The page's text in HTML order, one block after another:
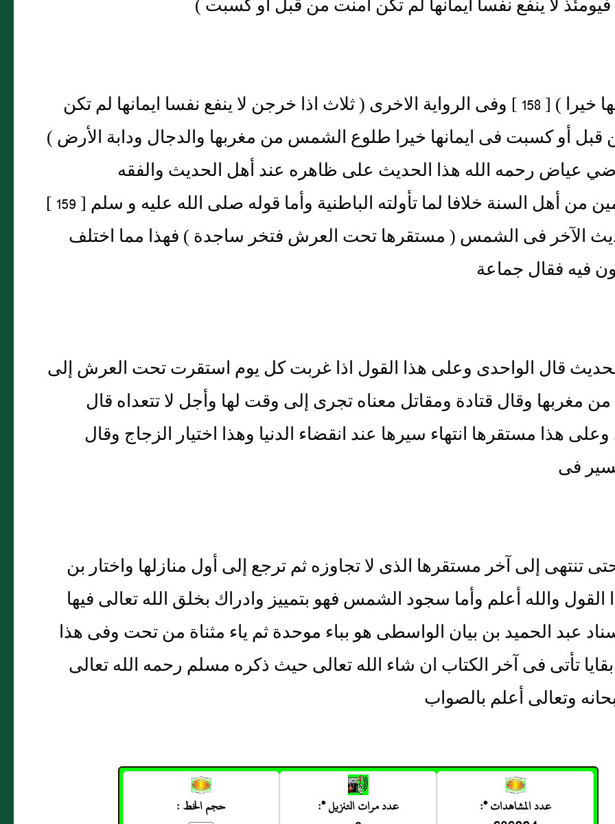
فى ايمانها خيرا ) [ 158 ] وفى الرواية الاخرى ( ثلاث اذا خرجن لا ينفع نفسا ايمانها لم تكن
أو كسبت فى ايمانها خيرا طلوع الشمس من مغربها والدجال ودابة الأرض )
عياض رحمه الله هذا الحديث على ظاهره عند أهل الحديث والفقه
والمتكلمين من أهل السنة خلافا لما تأولته الباطنية وأما قوله صلى الله عليه و سلم [ 159 ]
الآخر فى الشمس ( مستقرها تحت العرش فتخر ساجدة ) فهذا مما اختلف
فيه فقال جماعة
قال الواحدى وعلى هذا القول اذا غربت كل يوم استقرت تحت العرش إلى
مغربها وقال قتادة ومقاتل معناه تجرى إلى وقت لها وأجل لا تتعداه قال
هذا مستقرها انتهاء سيرها عند انقضاء الدنيا وهذا اختيار الزجاج وقال
فى
تنتهى إلى آخر مستقرها الذى لا تجاوزه ثم ترجع إلى أول منازلها واختار بن
القول والله أعلم وأما سجود الشمس فهو بتمييز وادراك بخلق الله تعالى فيها
عبد الحميد بن بيان الواسطى هو بباء موحدة ثم ياء مثناة من تحت وفى هذا
تأتى فى آخر الكتاب ان شاء الله تعالى حيث ذكره مسلم رحمه الله تعالى
وتعالى أعلم بالصواب
عدد المشاهدات *:
عدد مرات التنزيل *:
حجم الخط :